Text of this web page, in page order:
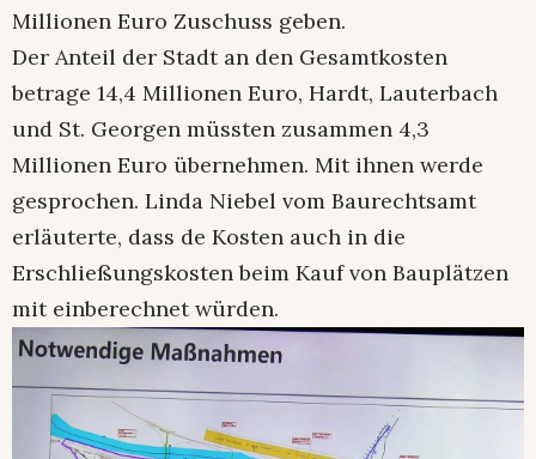
Millionen Euro Zuschuss geben.
Der Anteil der Stadt an den Gesamtkosten
betrage 14,4 Millionen Euro, Hardt, Lauterbach
und St. Georgen müssten zusammen 4,3
Millionen Euro übernehmen. Mit ihnen werde
gesprochen. Linda Niebel vom Baurechtsamt
erläuterte, dass de Kosten auch in die
Erschließungskosten beim Kauf von Bauplätzen
mit einberechnet würden.